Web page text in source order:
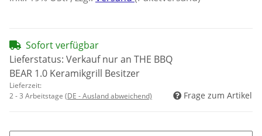
Sofort verfügbar
Lieferstatus: Verkauf nur an THE BBQ
BEAR 1.0 Keramikgrill Besitzer
Lieferzeit:
2 - 3 Arbeitstage (DE - Ausland abweichend) Frage zum Artikel